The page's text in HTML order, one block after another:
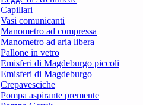
Capillari
Vasi comunicanti
Manometro ad compressa
Manometro ad aria libera
Pallone in vetro
Emisferi di Magdeburgo piccoli
Emisferi di Magdeburgo
Crepavesciche
Pompa aspirante premente